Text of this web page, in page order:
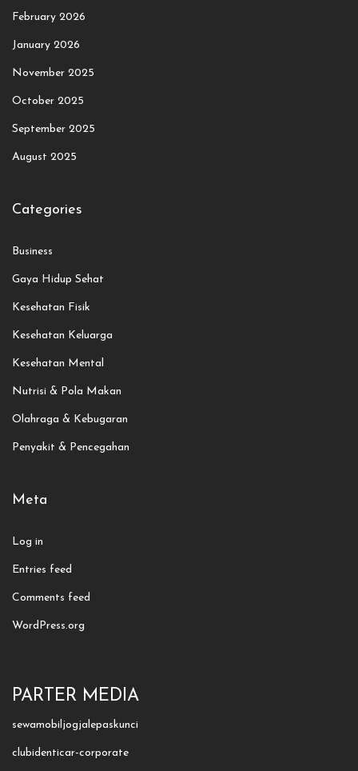
February 2026
January 2026
November 2025
October 2025
September 2025
August 2025
Categories
Business
Gaya Hidup Sehat
Kesehatan Fisik
Kesehatan Keluarga
Kesehatan Mental
Nutrisi & Pola Makan
Olahraga & Kebugaran
Penyakit & Pencegahan
Meta
Log in
Entries feed
Comments feed
WordPress.org
PARTER MEDIA
sewamobiljogjalepaskunci
clubidenticar-corporate